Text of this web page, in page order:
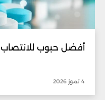
أفضل حبوب للانتصاب
4 تموز 2026